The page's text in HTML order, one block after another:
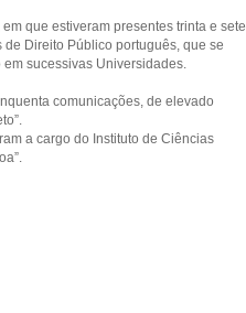
que estiveram presentes trinta e sete
Direito Público português, que se
sucessivas Universidades.
comunicações, de elevado
a cargo do Instituto de Ciências